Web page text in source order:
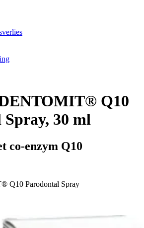
Q10
30 ml
co-enzym Q10
Q10 Parodontal Spray